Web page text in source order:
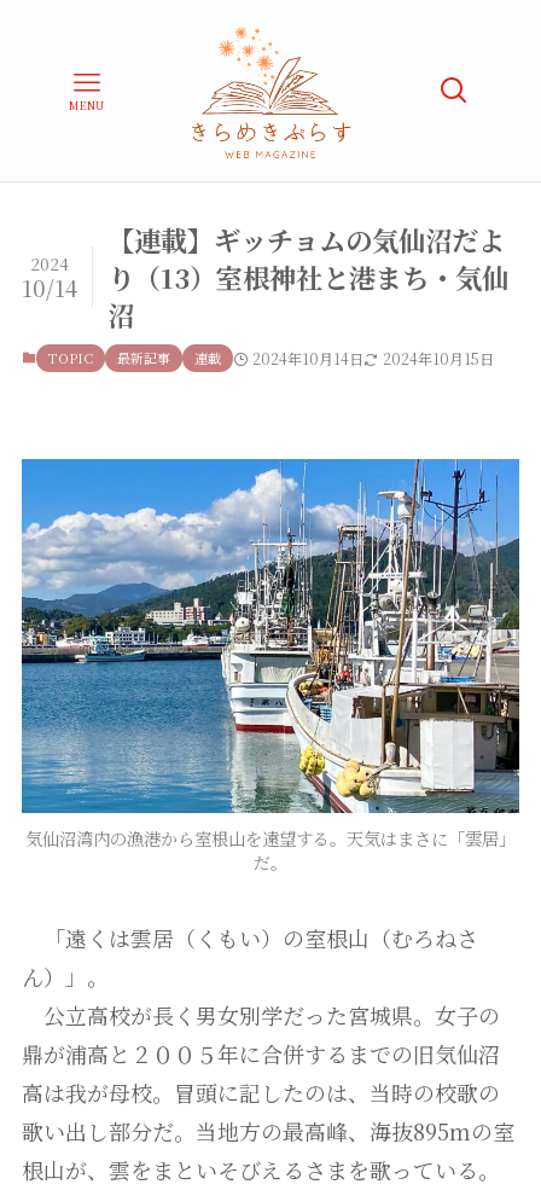
MENU
【連載】ギッチョムの気仙沼だよ
り（13）室根神社と港まち・気仙
沼
2024
10/14
TOPIC 最新記事 連載 2024年10月14日 2024年10月15日
気仙沼湾内の漁港から室根山を遠望する。天気はまさに「雲居」
だ。
「遠くは雲居（くもい）の室根山（むろねさ
ん）」。
公立高校が長く男女別学だった宮城県。女子の
鼎が浦高と２００５年に合併するまでの旧気仙沼
高は我が母校。冒頭に記したのは、当時の校歌の
歌い出し部分だ。当地方の最高峰、海抜895mの室
根山が、雲をまといそびえるさまを歌っている。